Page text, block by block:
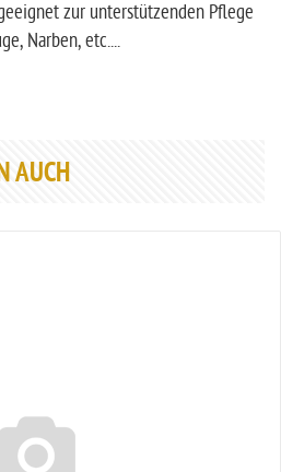
zur unterstützenden Pflege
Narben, etc....
AUCH